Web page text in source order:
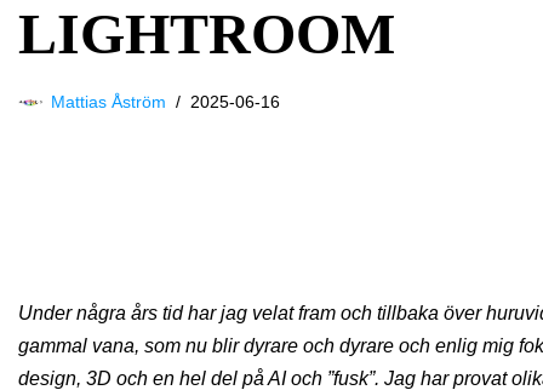
LIGHTROOM
Mattias Åström 2025-06-16
Under några års tid har jag velat fram och tillbaka över
gammal vana, som nu blir dyrare och dyrare och enlig mig
design, 3D och en hel del på AI och ”fusk”. Jag har provat